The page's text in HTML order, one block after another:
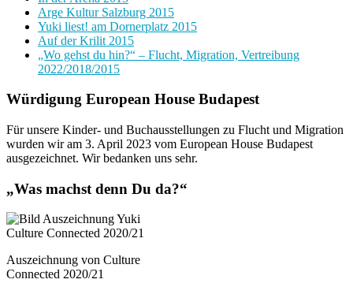
Arge Kultur Salzburg 2015
Yuki liest! am Dornerplatz 2015
Auf der Krilit 2015
„Wo gehst du hin?“ – Flucht, Migration, Vertreibung
2022/2018/2015
Würdigung European House Budapest
Für unsere Kinder- und Buchausstellungen zu Flucht und Migration
wurden wir am 3. April 2023 vom European House Budapest
ausgezeichnet. Wir bedanken uns sehr.
„Was machst denn Du da?“
Auszeichnung von Culture
Connected 2020/21